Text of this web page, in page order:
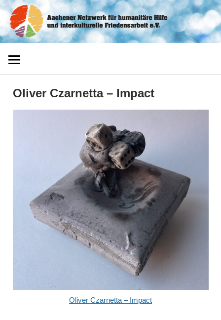
Zum
Inhalt
springen
Aachener
Netzwerk
Oliver Czarnetta – Impact
Oliver Czarnetta – Impact